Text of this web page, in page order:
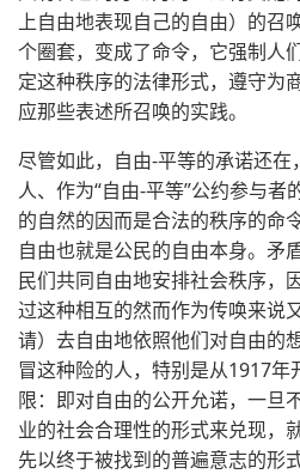
上自由地表现自己的自由）的召
个圈套，变成了命令，它强制人
定这种秩序的法律形式，遵守为
应那些表述所召唤的实践。
尽管如此，自由-平等的承诺还在
人、作为“自由-平等”公约参与者
的自然的因而是合法的秩序的命
自由也就是公民的自由本身。矛
民们共同自由地安排社会秩序，
过这种相互的然而作为传唤来说
请）去自由地依照他们对自由的
冒这种险的人，特别是从1917年
限：即对自由的公开允诺，一旦
业的社会合理性的形式来兑现，
先以终于被找到的普遍意志的形